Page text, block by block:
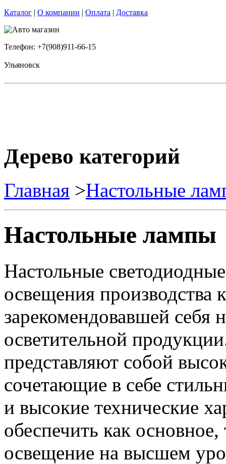
Каталог | О компании | Оплата | Доставка
Телефон: +7(908)911-66-15
Ульяновск
Дерево категорий
Главная >Настольные
Настольные лампы
Настольные
освещения
зарекомендовавшей себя
осветительной
представляют собой
сочетающие в себе
и высокие технические
обеспечить как
освещение на высшем